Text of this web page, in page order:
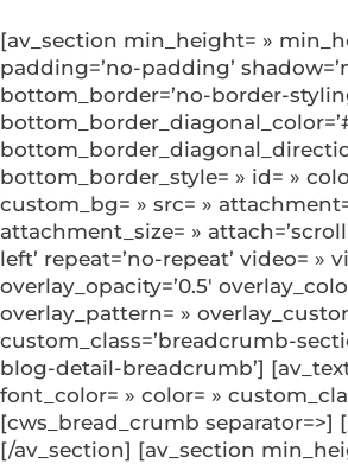
[av_section min_height= »
padding=’no-padding’
bottom_border=’no-border-
bottom_border_style= » id= »
custom_bg= » src= »
attachment_size= »
left’ repeat=’no-repeat’ video= »
overlay_opacity=’0.5′
overlay_pattern= »
custom_class=’breadcrumb-
blog-detail-breadcrumb’]
font_color= » color= »
[cws_bread_crumb separator=>]
[/av_section] [av_section